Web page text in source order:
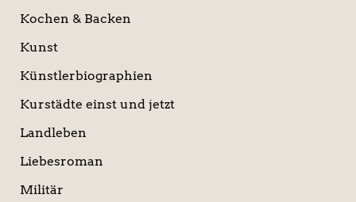
Kochen & Backen
Kunst
Künstlerbiographien
Kurstädte einst und jetzt
Landleben
Liebesroman
Militär